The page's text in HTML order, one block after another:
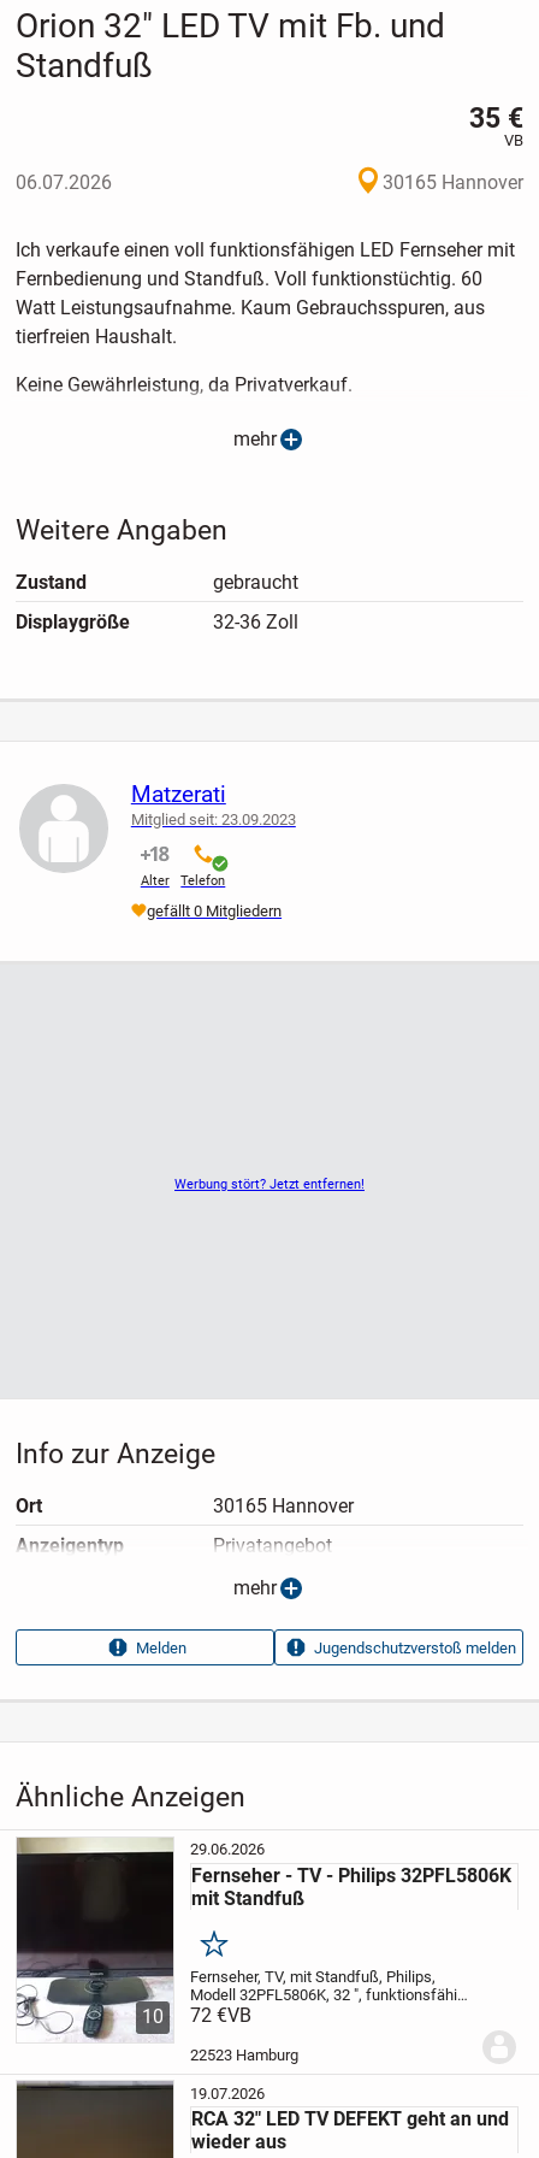
Orion 32" LED TV mit Fb. und
Standfuß
35 €
VB
06.07.2026 30165 Hannover
Ich verkaufe einen voll funktionsfähigen LED Fernseher mit
Fernbedienung und Standfuß. Voll funktionstüchtig. 60
Watt Leistungsaufnahme. Kaum Gebrauchsspuren, aus
tierfreien Haushalt.
Keine Gewährleistung, da Privatverkauf.
Kann kostenlos gebracht werden, auf Wunsch im Karton.
mehr
Weitere Angaben
Zustand
gebraucht
Displaygröße
32-36 Zoll
Werbung stört? Jetzt entfernen!
Ähnliche Anzeigen
10
29.06.2026
Fernseher - TV - Philips 32PFL5806K
mit Standfuß
Merken
Fernseher, TV, mit Standfuß, Philips,
Modell 32PFL5806K, 32 ", funktionsfähig,
Fernbedienung,
Euro VB,zeitnahe Antwort, rauch- und...
72 €VB
22523 Hamburg
19.07.2026
RCA 32" LED TV DEFEKT geht an und
wieder aus
Matzerati
Mitglied seit: 23.09.2023
Alter
nicht verifiziert
Telefon
verifiziert
gefällt 0 Mitgliedern
Info zur Anzeige
Ort
30165 Hannover
Anzeigen­typ
Privatangebot
06.07.2026
Anzeigen­kennung
d732584e
Aufrufe dieser
26
Unterhaltungselektronik›TV›
mehr
Melden Jugendschutzverstoß melden